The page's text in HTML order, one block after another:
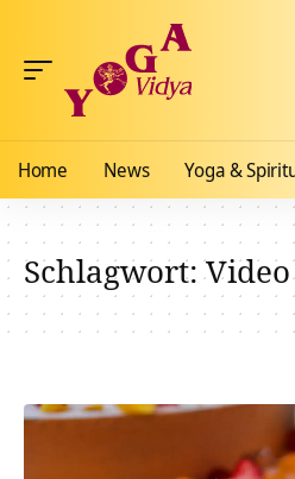
Home News Yoga &
Schlagwort: